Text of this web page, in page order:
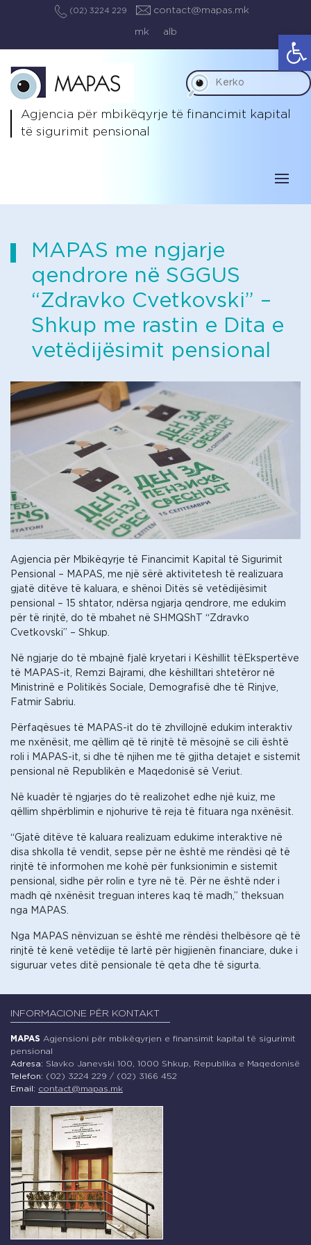
(02) 3224 229 contact@mapas.mk
mk alb
Agjencia për mbikëqyrje të financimit kapital
të sigurimit pensional
MAPAS me ngjarje
qendrore në SGGUS
“Zdravko Cvetkovski” –
Shkup me rastin e Ditа e
vetëdijësimit pensional
Agjencia për Mbikëqyrje të Financimit Kapital të Sigurimit
Pensional – MAPAS, me një sërë aktivitetesh të realizuara
gjatë ditëve të kaluara, e shënoi Ditës së vetëdijësimit
pensional – 15 shtator, ndërsa ngjarja qendrore, me edukim
për të rinjtë, do të mbahet në SHMQShT “Zdravko
Cvetkovski” – Shkup.
Në ngjarje do të mbajnë fjalë kryetari i Këshillit tëEkspertëve
të MAPAS-it, Remzi Bajrami, dhe këshilltari shtetëror në
Ministrinë e Politikës Sociale, Demografisë dhe të Rinjve,
Fatmir Sabriu.
Përfaqësues të MAPAS-it do të zhvillojnë edukim interaktiv
me nxënësit, me qëllim që të rinjtë të mësojnë se cili është
roli i MAPAS-it, si dhe të njihen me të gjitha detajet e sistemit
pensional në Republikën e Maqedonisë së Veriut.
Në kuadër të ngjarjes do të realizohet edhe një kuiz, me
qëllim shpërblimin e njohurive të reja të fituara nga nxënësit.
“Gjatë ditëve të kaluara realizuam edukime interaktive në
disa shkolla të vendit, sepse për ne është me rëndësi që të
rinjtë të informohen me kohë për funksionimin e sistemit
pensional, sidhe për rolin e tyre në të. Për ne është nder i
madh që nxënësit treguan interes kaq të madh,” theksuan
nga MAPAS.
Nga MAPAS nënvizuan se është me rëndësi thelbësore që të
rinjtë të kenë vetëdije të lartë për higjienën financiare, duke i
siguruar vetes ditë pensionale të qeta dhe të sigurta.
INFORMACIONE PËR KONTAKT
MAPAS Agjensioni për mbikëqyrjen e finansimit kapital të sigurimit
pensional
Adresa: Slavko Janevski 100, 1000 Shkup, Republika e Maqedonisë
Telefon: (02) 3224 229 / (02) 3166 452
Email: contact@mapas.mk